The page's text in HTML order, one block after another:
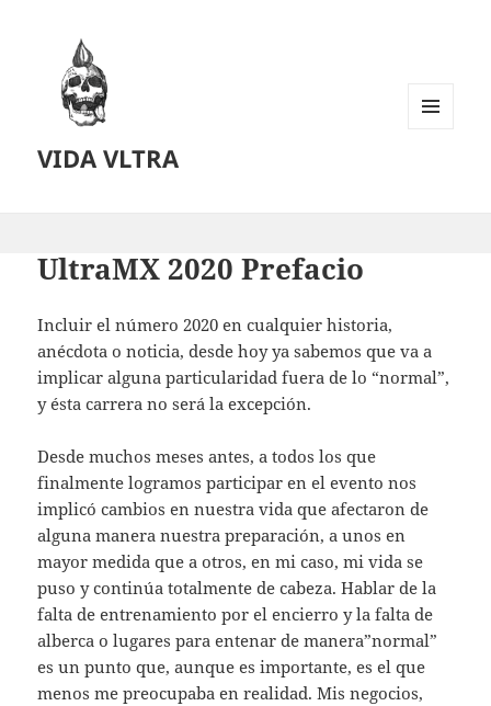
VIDA VLTRA
UltraMX 2020 Prefacio
Incluir el número 2020 en cualquier historia,
anécdota o noticia, desde hoy ya sabemos que va a
implicar alguna particularidad fuera de lo “normal”,
y ésta carrera no será la excepción.
Desde muchos meses antes, a todos los que
finalmente logramos participar en el evento nos
implicó cambios en nuestra vida que afectaron de
alguna manera nuestra preparación, a unos en
mayor medida que a otros, en mi caso, mi vida se
puso y continúa totalmente de cabeza. Hablar de la
falta de entrenamiento por el encierro y la falta de
alberca o lugares para entenar de manera”normal”
es un punto que, aunque es importante, es el que
menos me preocupaba en realidad. Mis negocios,